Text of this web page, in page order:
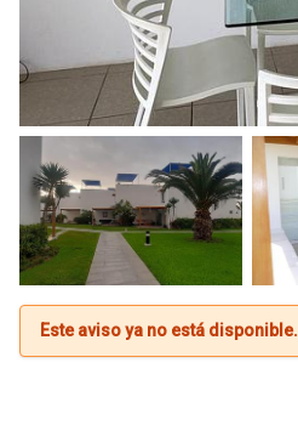
Este aviso ya no está disponible.